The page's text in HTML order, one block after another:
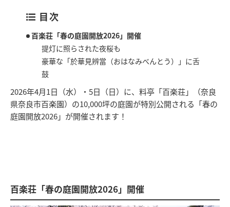
目次
百楽荘「春の庭園開放2026」開催
提灯に照らされた夜桜も
豪華な「於華見辨當（おはなみべんとう）」に舌
鼓
2026年4月1日（水）・5日（日）に、料亭「百楽荘」（奈良
県奈良市百楽園）の10,000坪の庭園が特別公開される「春の
庭園開放2026」が開催されます！
百楽荘「春の庭園開放2026」開催